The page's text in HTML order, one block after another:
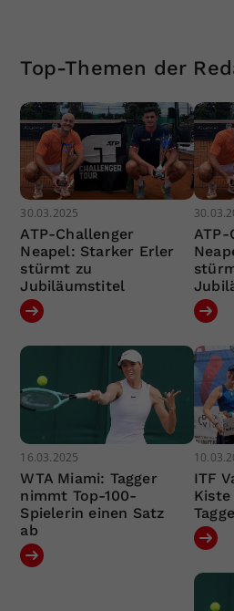
Top-Themen der
30.03.2025
ATP-Challenger
Neapel: Starker Erler
stürmt zu
Jubiläumstitel
ATP-
16.03.2025
WTA Miami: Tagger
nimmt Top-100-
Spielerin einen Satz
ab
ITF